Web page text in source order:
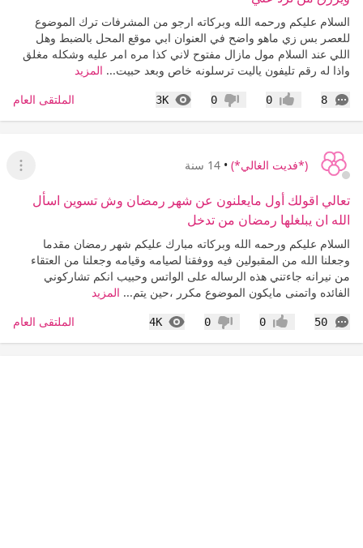
السلام عليكم ورحمه الله وبركاته ارجو من المشرفات ترك الموضوع
للعصر بس زي ماهو واضح في العنوان ابي موقع المحل بالضبط وهل
اللي عند السلام مول مازال مفتوح لاني كذا مره امر عليه وشكله مغلق
واذا له رقم تليفون ياليت ترسلونه خاص وبعد حبيت... المزيد
8
التعليقات إعجاب0 عدم إعجاب
0
3K
المشاهدات الملتقى العام
(*فديت الغالي*) • 14 سنة
عرض
تعالي اقولك أول مايعلنون عن شهر رمضان وش تسوين اسأل
الله ان يبلغلها رمضان من تدخل
السلام عليكم ورحمه الله وبركاته مبارك عليكم شهر رمضان مقدما
وجعلنا الله من المقبولين فيه ووفقنا لصيامه وقيامه وجعلنا من العتقاء
من نيرانه جاءتني هذه الرساله على الواتس وحبيب انكم تشاركوني
الفائده واتمنى مايكون الموضوع مكرر ،حين يتم... المزيد
50
التعليقات إعجاب0 عدم إعجاب
0
4K
المشاهدات الملتقى العام